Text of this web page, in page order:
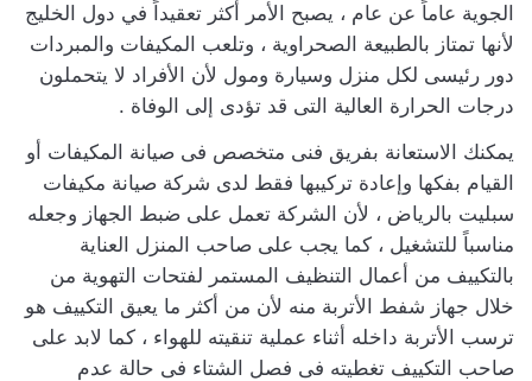
الجوية عاماً عن عام ، يصبح الأمر أكثر تعقيداً في دول الخليج
لأنها تمتاز بالطبيعة الصحراوية ، وتلعب المكيفات والمبردات
دور رئيسى لكل منزل وسيارة ومول لأن الأفراد لا يتحملون
درجات الحرارة العالية التى قد تؤدى إلى الوفاة .
يمكنك الاستعانة بفريق فنى متخصص فى صيانة المكيفات أو
القيام بفكها وإعادة تركيبها فقط لدى شركة صيانة مكيفات
سبليت بالرياض ، لأن الشركة تعمل على ضبط الجهاز وجعله
مناسباً للتشغيل ، كما يجب على صاحب المنزل العناية
بالتكييف من أعمال التنظيف المستمر لفتحات التهوية من
خلال جهاز شفط الأتربة منه لأن من أكثر ما يعيق التكييف هو
ترسب الأتربة داخله أثناء عملية تنقيته للهواء ، كما لابد على
صاحب التكييف تغطيته فى فصل الشتاء فى حالة عدم